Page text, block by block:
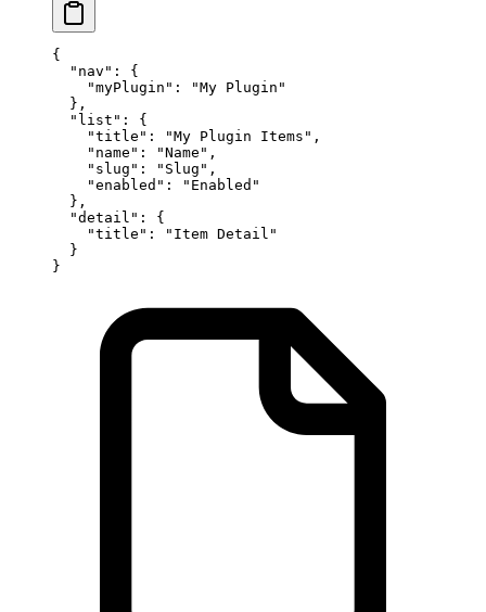
{
  "nav"
: {
    "myPlugin"
:
"My Plugin"
  },
  "list"
: {
    "title"
: "My Plugin Items" ,
    "name"
: "Name" ,
    "slug"
: "Slug" ,
    "enabled"
:
"Enabled"
  },
  "detail"
: {
    "title"
:
"Item Detail"
  }
}